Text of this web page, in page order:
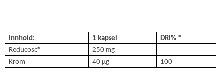
Innhold: 1 kapsel
DRI% *
Reducose®
250 mg
Krom
40 μg 100